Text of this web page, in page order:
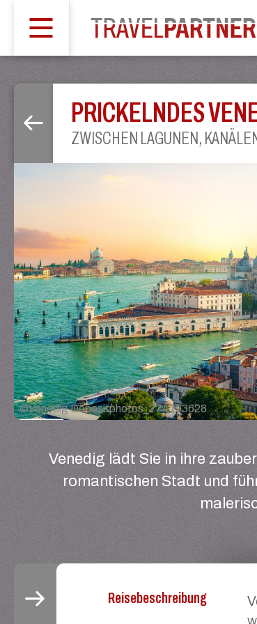
PRICKELNDES
ZWISCHEN LAGUNEN,
©Venedig Depositphotos_274193628
Venedig lädt Sie in ihre
romantischen Stadt und
Reisebeschreibung